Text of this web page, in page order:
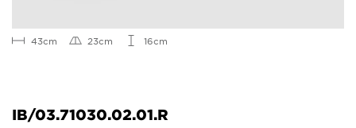
43cm 23cm 16cm
IB/03.71030.02.01.R